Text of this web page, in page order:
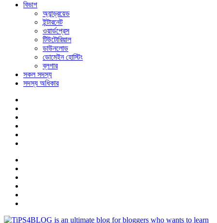
বিভাগ
অ্যান্ড্রয়েড
ইন্টারনেট
ওয়ার্ডপ্রেস
টিউটোরিয়াল
ডাউনলোড
ডোমেইন হোস্টিং
ব্লগার
সকল সদস্য
সদস্য অধিকার